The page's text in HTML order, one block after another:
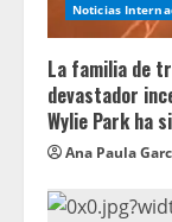
Noticias
La familia de
devastador
Wylie Park ha
Ana Paula